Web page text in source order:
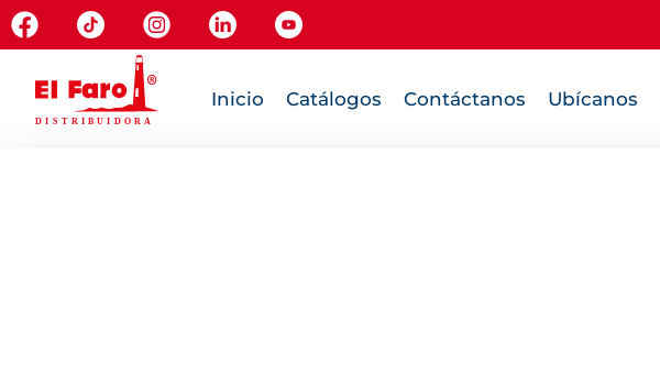
Inicio Catálogos Contáctanos Ubícanos